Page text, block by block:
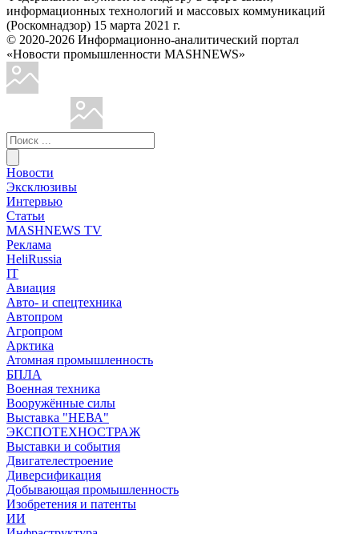
информационных технологий и массовых коммуникаций
(Роскомнадзор) 15 марта 2021 г.
© 2020-2026 Информационно-аналитический портал
«Новости промышленности MASHNEWS»
Новости
Эксклюзивы
Интервью
Статьи
MASHNEWS TV
Реклама
HeliRussia
IT
Авиация
Авто- и спецтехника
Автопром
Агропром
Арктика
Атомная промышленность
БПЛА
Военная техника
Вооружённые силы
Выставка "НЕВА"
ЭКСПОТЕХНОСТРАЖ
Выставки и события
Двигателестроение
Диверсификация
Добывающая промышленность
Изобретения и патенты
ИИ